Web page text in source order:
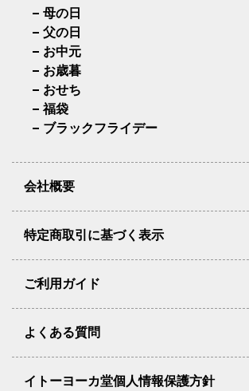
母の日
父の日
お中元
お歳暮
おせち
福袋
ブラックフライデー
会社概要
特定商取引に基づく表示
ご利用ガイド
よくある質問
イトーヨーカ堂個人情報保護方針